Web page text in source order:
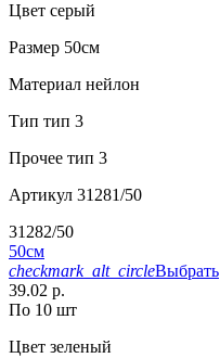
Цвет серый
Размер 50см
Материал нейлон
Тип тип 3
Прочее тип 3
Артикул 31281/50
31282/50
50см
checkmark_alt_circleВыбрать
39.02 р.
По 10 шт
Цвет зеленый